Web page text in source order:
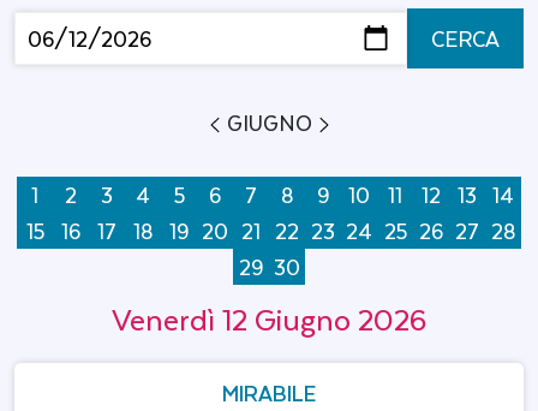
CERCA
GIUGNO
1 2 3 4 5 6 7 8 9 10 11 12 13 14
15 16 17 18 19 20 21 22 23 24 25 26 27 28
29 30
Venerdì 12 Giugno 2026
MIRABILE